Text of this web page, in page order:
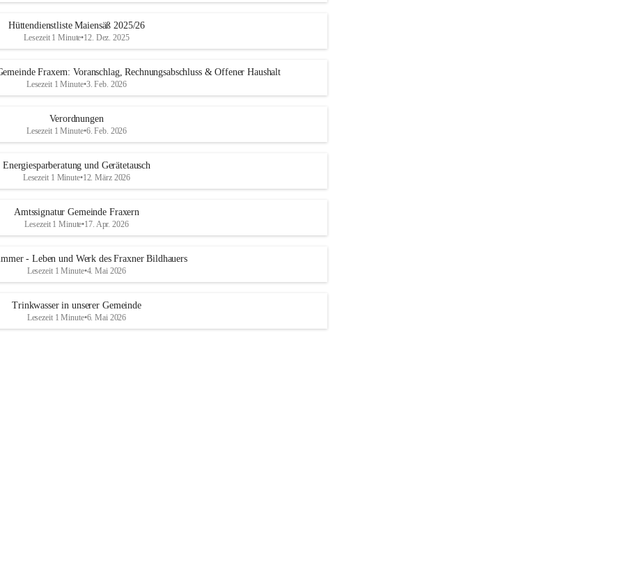
Hüttendienstliste Maiensäß 2025/26
Lesezeit 1 Minute•12. Dez. 2025
Fraxern: Voranschlag, Rechnungsabschluss & Offener Haushalt
Lesezeit 1 Minute•3. Feb. 2026
Verordnungen
Lesezeit 1 Minute•6. Feb. 2026
Energiesparberatung und Gerätetausch
Lesezeit 1 Minute•12. März 2026
Amtssignatur Gemeinde Fraxern
Lesezeit 1 Minute•17. Apr. 2026
- Leben und Werk des Fraxner Bildhauers
Lesezeit 1 Minute•4. Mai 2026
Trinkwasser in unserer Gemeinde
Lesezeit 1 Minute•6. Mai 2026